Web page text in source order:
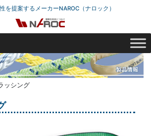
を提案するメーカーNAROC（ナロック）
ッシング